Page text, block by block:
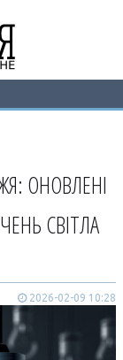
ОНОВЛЕНІ
СВІТЛА
2026-02-09 10:28